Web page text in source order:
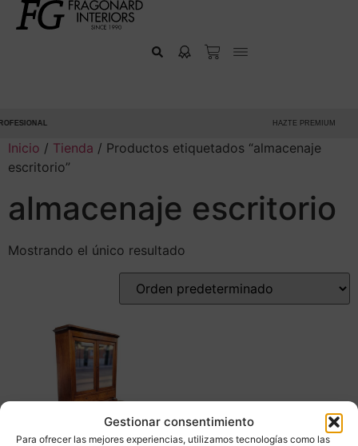
Gestionar consentimiento
Para ofrecer las mejores experiencias, utilizamos tecnologías como las
HAZTE PREMIUM
Inicio / Tienda / Productos etiquetados “almacenaje
escritorio”
almacenaje escritorio
Mostrando el único resultado